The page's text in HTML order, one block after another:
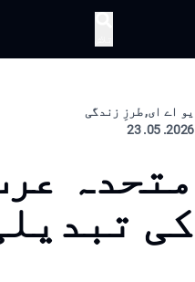
یو اے ای, طرزِ زندگی
2026. 05. 23
متحدہ
کی